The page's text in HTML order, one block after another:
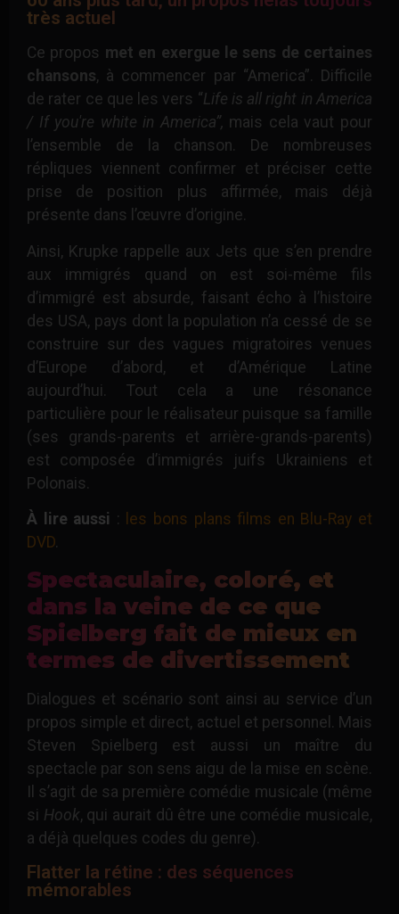
très actuel
Ce propos met en exergue le sens de certaines
chansons, à commencer par “America”. Difficile
de rater ce que les vers “Life is all right in America
/ If you're white in America”, mais cela vaut pour
l’ensemble de la chanson. De nombreuses
répliques viennent confirmer et préciser cette
prise de position plus affirmée, mais déjà
présente dans l’œuvre d’origine.
Ainsi, Krupke rappelle aux Jets que s’en prendre
aux immigrés quand on est soi-même fils
d’immigré est absurde, faisant écho à l’histoire
des USA, pays dont la population n’a cessé de se
construire sur des vagues migratoires venues
d’Europe d’abord, et d’Amérique Latine
aujourd’hui. Tout cela a une résonance
particulière pour le réalisateur puisque sa famille
(ses grands-parents et arrière-grands-parents)
est composée d’immigrés juifs Ukrainiens et
Polonais.
À lire aussi :
les bons plans films en Blu-Ray et
DVD.
Spectaculaire, coloré, et
dans la veine de ce que
Spielberg fait de mieux en
termes de divertissement
Dialogues et scénario sont ainsi au service d’un
propos simple et direct, actuel et personnel. Mais
Steven Spielberg est aussi un maître du
spectacle par son sens aigu de la mise en scène.
Il s’agit de sa première comédie musicale (même
si Hook, qui aurait dû être une comédie musicale,
a déjà quelques codes du genre).
Flatter la rétine : des séquences
mémorables